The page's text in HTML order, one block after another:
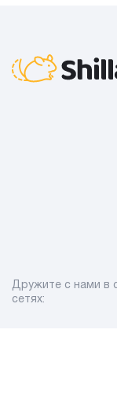
Дружите с нами в
сетях: